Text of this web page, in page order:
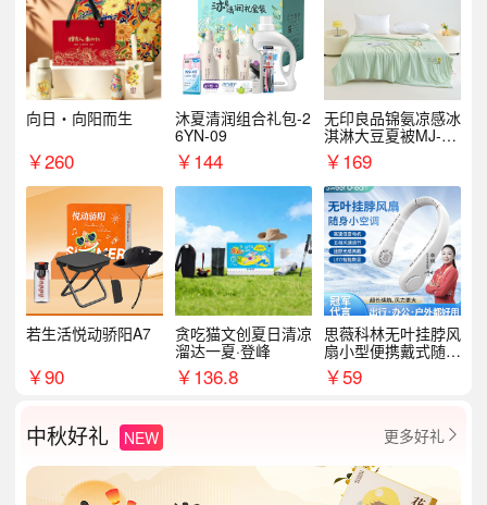
向日・向阳而生
￥260
沐夏清润组合礼包-2
6YN-09
￥144
无印良品锦氨凉感冰
淇淋大豆夏被MJ-B2
025-0193
￥169
若生活悦动骄阳A7
￥90
贪吃猫文创夏日清凉
溜达一夏·登峰
￥136.8
思薇科林无叶挂脖风
扇小型便携戴式随身
挂脖子降温神器
￥59
中秋好礼 NEW 更多好礼 